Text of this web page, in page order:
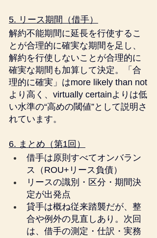
5. リース期間（借手）
解約不能期間に延長を行使するこ
とが合理的に確実な期間を足し、
解約を行使しないことが合理的に
確実な期間も加算して決定。「合
理的に確実」はmore likely than not
より高く、virtually certainよりは低
い水準の“高めの閾値”として説明さ
れています。
6. まとめ（第1回）
借手は原則すべてオンバラン
ス（ROU+リース負債）
リースの識別・区分・期間決
定が出発点
貸手は概ね従来踏襲だが、整
合や例外の見直しあり。次回
は、借手の測定・仕訳・実務